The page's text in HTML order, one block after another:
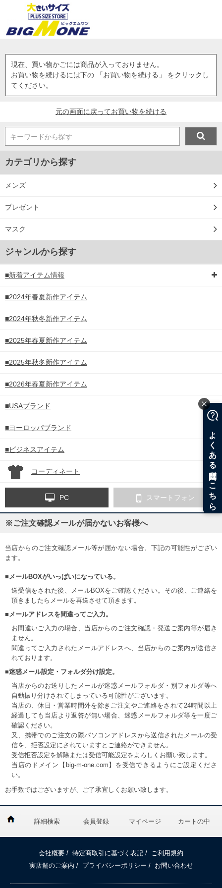
現在、買い物かごには商品が入っておりません。
お買い物を続けるには下の 「お買い物を続ける」 をクリックし
てください。
元の画面に戻ってお買い物を続ける
キーワードから探す
カテゴリから探す
メンズ
プレゼント
マスク
ジャンルから探す
■新着アイテム情報
■2024年春夏新作アイテム
■2024年秋冬新作アイテム
■2025年春夏新作アイテム
■2025年秋冬新作アイテム
■2026年春夏新作アイテム
■USAブランド
■ヨーロッパブランド
■ビジネスアイテム
コーディネート
PC スマートフォン
※ご注文確認メールが届かないお客様へ
当店からのご注文確認メール等が届かない場合、下記の可能性がござい
ます。
■メールBOXがいっぱいになっている。
送受信をされた後、メールBOXをご確認ください。その後、ご連絡を
頂きましたらメールを再送させて頂きます。
■メールアドレスを間違ってご入力。
お間違いご入力の場合、当店からのご注文確認・発送ご案内等が届き
ません。
間違ってご入力されたメールアドレスへ、当店からのご案内が送信さ
れております。
■迷惑メール設定・フォルダ分け設定。
当店からのお送りしたメールが迷惑メールフォルダ・別フォルダ等へ
自動振り分けされてしまっている可能性がございます。
当店の、休日・営業時間外を除きご注文やご連絡をされて24時間以上
経過しても当店より返答が無い場合、迷惑メールフォルダ等を一度ご
確認ください。
又、携帯でのご注文の際パソコンアドレスから送信されたメールの受
信を、拒否設定にされていますとご連絡ができません。
受信拒否設定を解除または受信可能設定をよろしくお願い致します。
当店のドメイン【big-m-one.com】を受信できるようにご設定くださ
い。
お手数ではございますが、ご了承宜しくお願い致します。
詳細検索 会員登録 マイページ カートの中
会社概要 / 特定商取引に基づく表記 /
ご利用規約
実店舗のご案内 / プライバシーポリシー / お問い合わせ